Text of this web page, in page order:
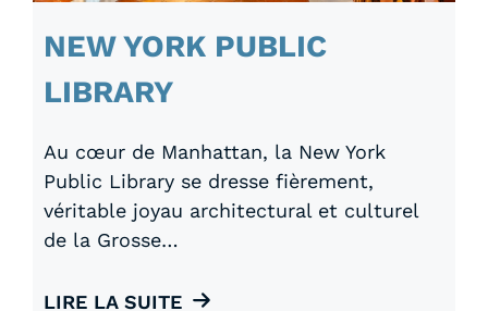
NEW YORK PUBLIC
LIBRARY
Au cœur de Manhattan, la New York
Public Library se dresse fièrement,
véritable joyau architectural et culturel
de la Grosse…
LIRE LA SUITE